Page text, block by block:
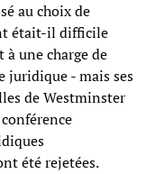
au choix de
était-il difficile
à une charge de
juridique - mais ses
de Westminster
été rejetées.